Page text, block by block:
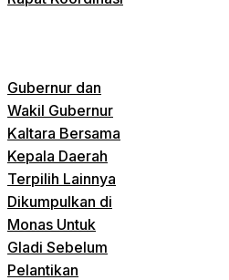
Gubernur dan
Wakil Gubernur
Kaltara Bersama
Kepala Daerah
Terpilih Lainnya
Dikumpulkan di
Monas Untuk
Gladi Sebelum
Pelantikan